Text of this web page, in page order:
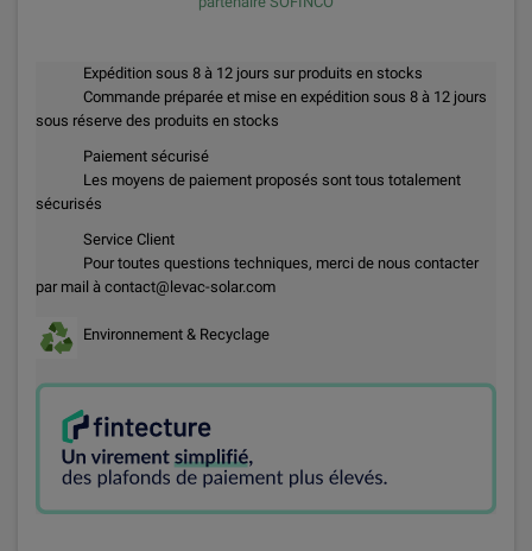
Expédition sous 8 à 12 jours sur produits en stocks
Commande préparée et mise en expédition sous 8 à 12 jours
sous réserve des produits en stocks
Paiement sécurisé
Les moyens de paiement proposés sont tous totalement
sécurisés
Service Client
Pour toutes questions techniques, merci de nous contacter
par mail à contact@levac-solar.com
Environnement & Recyclage